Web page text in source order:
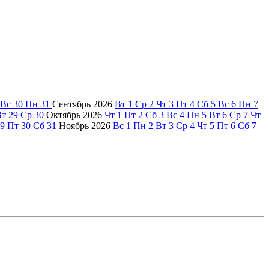
Вс 30 Пн 31 Сентябрь 2026 Вт 1 Ср 2 Чт 3 Пт 4 Сб 5 Вс 6 Пн 7
29 Ср 30 Октябрь 2026 Чт 1 Пт 2 Сб 3 Вс 4 Пн 5 Вт 6 Ср 7 Чт
Пт 30 Сб 31 Ноябрь 2026 Вс 1 Пн 2 Вт 3 Ср 4 Чт 5 Пт 6 Сб 7